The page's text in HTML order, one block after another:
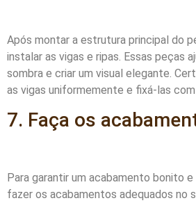
Após montar a estrutura principal do
instalar as vigas e ripas. Essas peças
sombra e criar um visual elegante.
as vigas uniformemente e fixá-las
7. Faça os
Para garantir um acabamento bonito
fazer os acabamentos adequados no